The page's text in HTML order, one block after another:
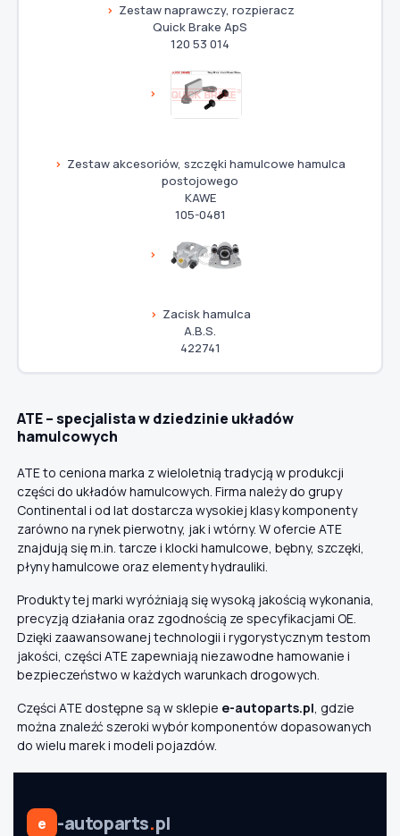
Zestaw naprawczy, rozpieracz
Quick Brake ApS
120 53 014
Zestaw akcesoriów, szczęki hamulcowe hamulca
postojowego
KAWE
105-0481
Zacisk hamulca
A.B.S.
422741
ATE – specjalista w dziedzinie układów
hamulcowych
ATE to ceniona marka z wieloletnią tradycją w produkcji
części do układów hamulcowych. Firma należy do grupy
Continental i od lat dostarcza wysokiej klasy komponenty
zarówno na rynek pierwotny, jak i wtórny. W ofercie ATE
znajdują się m.in. tarcze i klocki hamulcowe, bębny, szczęki,
płyny hamulcowe oraz elementy hydrauliki.
Produkty tej marki wyróżniają się wysoką jakością wykonania,
precyzją działania oraz zgodnością ze specyfikacjami OE.
Dzięki zaawansowanej technologii i rygorystycznym testom
jakości, części ATE zapewniają niezawodne hamowanie i
bezpieczeństwo w każdych warunkach drogowych.
Części ATE dostępne są w sklepie e-autoparts.pl , gdzie
można znaleźć szeroki wybór komponentów dopasowanych
do wielu marek i modeli pojazdów.
e -autoparts.pl